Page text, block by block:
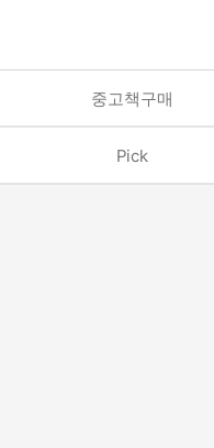
중고책구매
Pick